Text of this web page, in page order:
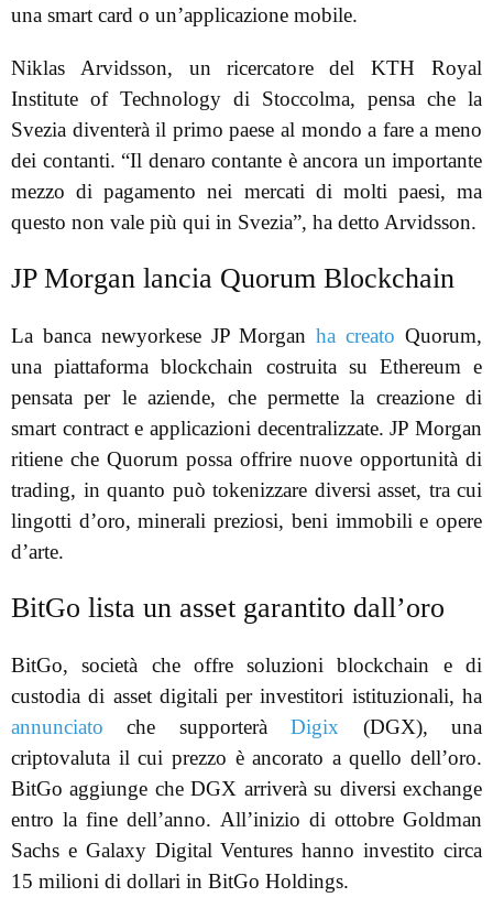
una smart card o un’applicazione mobile.
Niklas Arvidsson, un ricercatore del KTH Royal
Institute of Technology di Stoccolma, pensa che la
Svezia diventerà il primo paese al mondo a fare a meno
dei contanti. “Il denaro contante è ancora un importante
mezzo di pagamento nei mercati di molti paesi, ma
questo non vale più qui in Svezia”, ha detto Arvidsson.
JP Morgan lancia Quorum Blockchain
La banca newyorkese JP Morganha creato Quorum,
una piattaforma blockchain costruita su Ethereum e
pensata per le aziende, che permette la creazione di
smart contract e applicazioni decentralizzate. JP Morgan
ritiene che Quorum possa offrire nuove opportunità di
trading, in quanto può tokenizzare diversi asset, tra cui
lingotti d’oro, minerali preziosi, beni immobili e opere
d’arte.
BitGo lista un asset garantito dall’oro
BitGo, società che offre soluzioni blockchain e di
custodia di asset digitali per investitori istituzionali, ha
annunciato che supporteràDigix (DGX), una
criptovaluta il cui prezzo è ancorato a quello dell’oro.
BitGo aggiunge che DGX arriverà su diversi exchange
entro la fine dell’anno. All’inizio di ottobre Goldman
Sachs e Galaxy Digital Ventures hanno investito circa
15 milioni di dollari in BitGo Holdings.